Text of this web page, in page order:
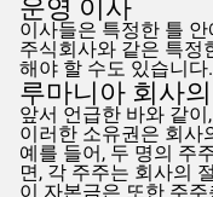
운영 이사
이사들은 특정한 틀
주식회사와 같은 특정
해야 할 수도 있습니다.
루마니아 회사
앞서 언급한 바와 같
이러한 소유권은 회사
예를 들어, 두 명의 주
면, 각 주주는 회사의
이 자본금은 또한 주